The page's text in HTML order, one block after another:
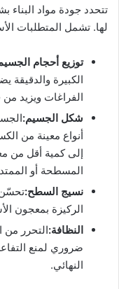
تتحدد جودة مواد البناء
لها. تشمل المتطلبات
توزيع أحجام
الكبيرة والدقيقة
الفراغات ويزيد
شكل الجسيم:
أنواع معينة من
إلى كمية أقل من
المسطحة أو
نسيج السطح:
الركيزة بمعجون
النظافة:التحرر من
ضروري لمنع
النهائي.